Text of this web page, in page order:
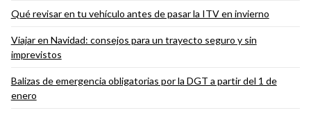
Qué revisar en tu vehículo antes de pasar la ITV en invierno
Viajar en Navidad: consejos para un trayecto seguro y sin
imprevistos
Balizas de emergencia obligatorias por la DGT a partir del 1 de
enero